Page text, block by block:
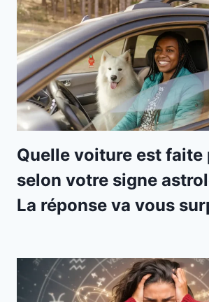
Quelle voiture est faite
selon votre signe
La réponse va vous